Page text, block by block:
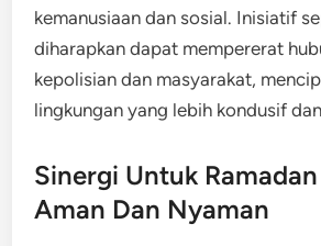
kemanusiaan dan sosial. Inisiatif
diharapkan dapat mempererat
kepolisian dan masyarakat,
lingkungan yang lebih kondusif
Sinergi Untuk Ramadan
Aman Dan Nyaman